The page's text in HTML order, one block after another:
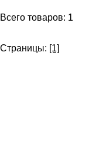
Всего товаров: 1
Страницы: [1]